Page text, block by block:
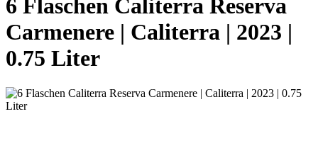
6 Flaschen Caliterra Reserva
Carmenere | Caliterra | 2023 |
0.75 Liter